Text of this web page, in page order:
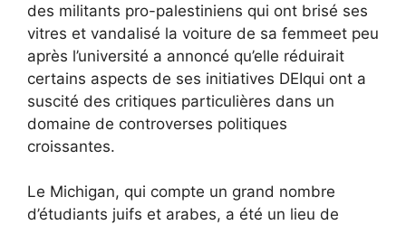
des militants pro-palestiniens qui ont brisé ses
vitres et vandalisé la voiture de sa femmeet peu
après l’université a annoncé qu’elle réduirait
certains aspects de ses initiatives DEIqui ont a
suscité des critiques particulières dans un
domaine de controverses politiques
croissantes.
Le Michigan, qui compte un grand nombre
d’étudiants juifs et arabes, a été un lieu de